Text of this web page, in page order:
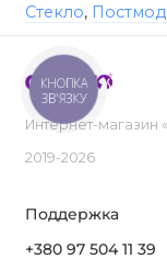
Стекло,
Интернет-магазин
2019-2026
Поддержка
+380 97 504 11 39
КНОПКА
ЗВ'ЯЗКУ